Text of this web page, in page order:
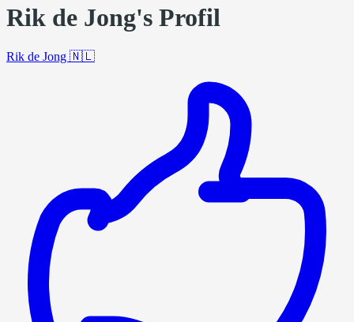
Rik de Jong's Profil
Rik de Jong 🇳🇱